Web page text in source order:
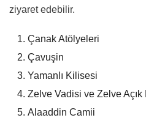
ziyaret edebilir.
Çanak Atölyeleri
Çavuşin
Yamanlı Kilisesi
Zelve Vadisi ve Zelve Açık
Alaaddin Camii